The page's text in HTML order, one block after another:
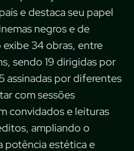
e destaca seu papel
negros e de
exibe 34 obras, entre
sendo 19 dirigidas por
assinadas por diferentes
com sessões
convidados e leituras
ampliando o
potência estética e